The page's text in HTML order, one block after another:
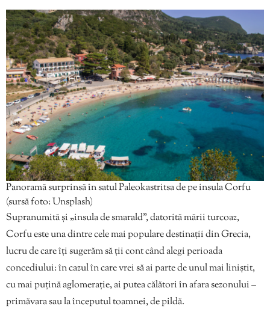
Panoramă surprinsă în satul Paleokastritsa de pe insula Corfu
(sursă foto: Unsplash)
Supranumită și „insula de smarald”, datorită mării turcoaz,
Corfu este una dintre cele mai populare destinații din Grecia,
lucru de care îți sugerăm să ții cont când alegi perioada
concediului: în cazul în care vrei să ai parte de unul mai liniștit,
cu mai puțină aglomerație, ai putea călători în afara sezonului –
primăvara sau la începutul toamnei, de pildă.